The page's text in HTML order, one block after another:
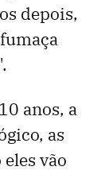
depois,
anos, a
as
vão